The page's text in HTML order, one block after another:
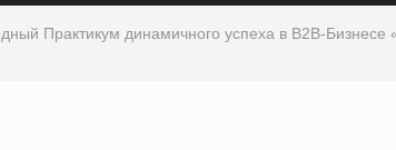
Практикум динамичного успеха в В2В-